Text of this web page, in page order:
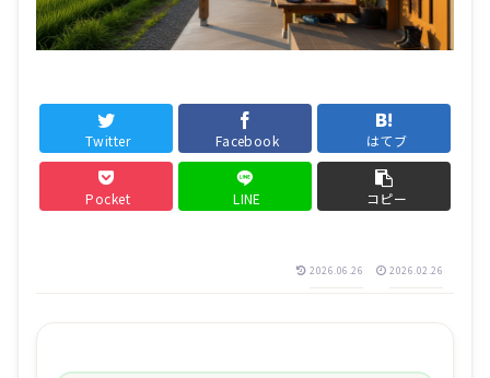
Twitter Facebook はてブ
Pocket LINE コピー
2026.06.26 2026.02.26